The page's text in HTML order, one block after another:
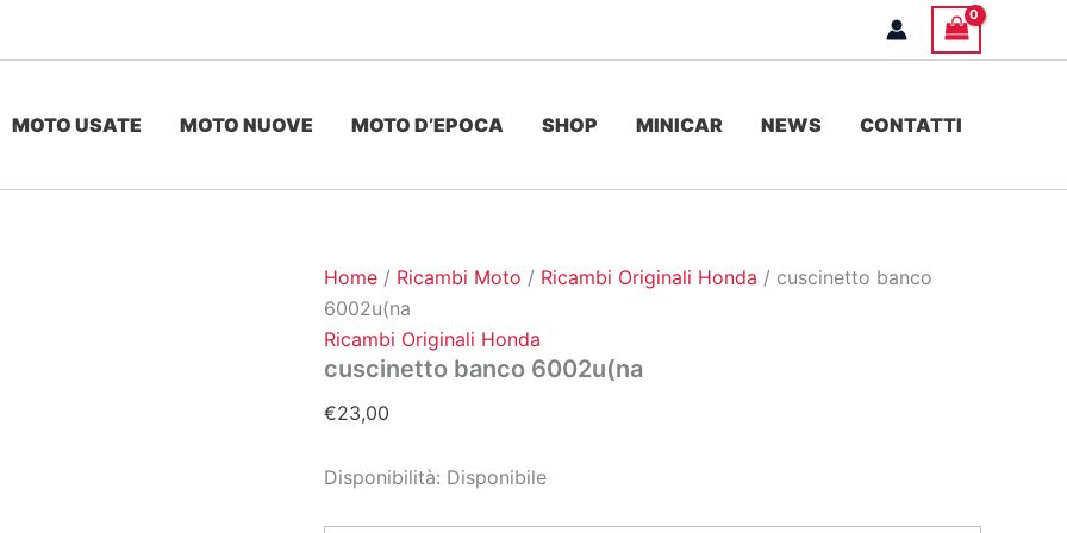
MOTO USATE MOTO NUOVE MOTO D’EPOCA SHOP MINICAR NEWS CONTATTI
Home / Ricambi Moto / Ricambi Originali Honda / cuscinetto banco
6002u(na
Ricambi Originali Honda
cuscinetto banco 6002u(na
€23,00
Disponibilità: Disponibile